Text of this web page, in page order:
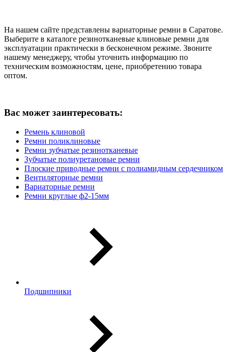
На нашем сайте представлены вариаторные ремни в Саратове.
Выберите в каталоге резинотканевые клиновые ремни для
эксплуатации практически в бесконечном режиме. Звоните
нашему менеджеру, чтобы уточнить информацию по
техническим возможностям, цене, приобретению товара
оптом.
Вас может заинтересовать:
Ремень клиновой
Ремни поликлиновые
Ремни зубчатые резинотканевые
Зубчатые полиуретановые ремни
Плоские приводные ремни с полиамидным сердечником
Вентиляторные ремни
Вариаторные ремни
Ремни круглые ф2-15мм
Подшипники